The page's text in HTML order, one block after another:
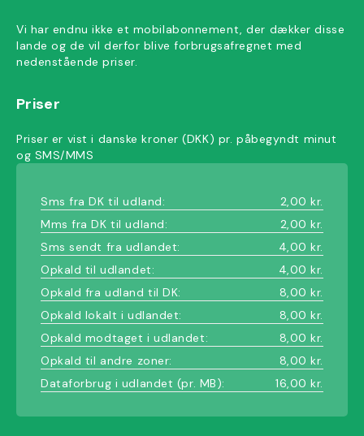
Vi har endnu ikke et mobilabonnement, der dækker disse
lande og de vil derfor blive forbrugsafregnet med
nedenstående priser.
Priser
Priser er vist i danske kroner (DKK) pr. påbegyndt minut
og SMS/MMS
Sms fra DK til udland:
2,00 kr.
Mms fra DK til udland:
2,00 kr.
Sms sendt fra udlandet:
4,00 kr.
Opkald til udlandet:
4,00 kr.
Opkald fra udland til DK:
8,00 kr.
Opkald lokalt i udlandet:
8,00 kr.
Opkald modtaget i udlandet:
8,00 kr.
Opkald til andre zoner:
8,00 kr.
Dataforbrug i udlandet (pr. MB):
16,00 kr.